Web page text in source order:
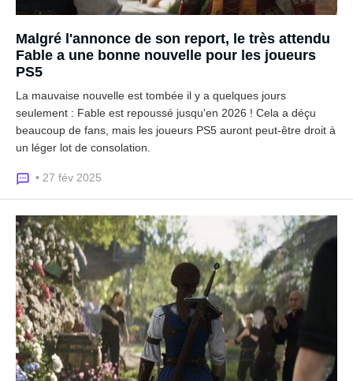
Malgré l'annonce de son report, le très attendu
Fable a une bonne nouvelle pour les joueurs
PS5
La mauvaise nouvelle est tombée il y a quelques jours
seulement : Fable est repoussé jusqu'en 2026 ! Cela a déçu
beaucoup de fans, mais les joueurs PS5 auront peut-être droit à
un léger lot de consolation.
• 27 fév 2025